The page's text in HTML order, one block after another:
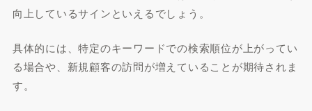
向上しているサインといえるでしょう。
具体的には、特定のキーワードでの検索順位が上がってい
る場合や、新規顧客の訪問が増えていることが期待されま
す。